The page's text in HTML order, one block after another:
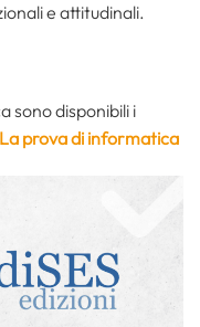
e attitudinali.
sono disponibili i
La prova di informatica